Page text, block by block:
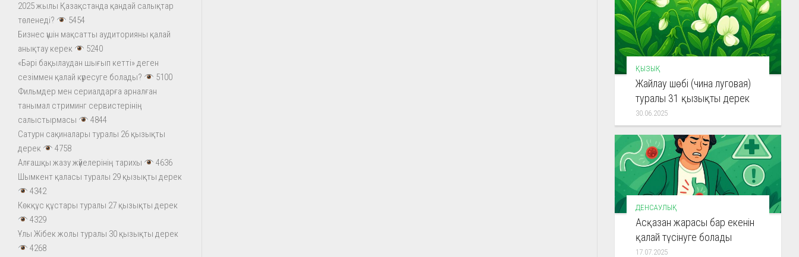
2025 жылы Қазақстанда қандай салықтар
төленеді?
5454
Бизнес үшін мақсатты аудиторияны қалай
анықтау керек
5240
«Бәрі бақылаудан шығып кетті» деген
сезіммен қалай күресуге болады?
5100
Фильмдер мен сериалдарға арналған
танымал стриминг сервистерінің
салыстырмасы
4844
Сатурн сақиналары туралы 26 қызықты
дерек
4758
Алғашқы жазу жүйелерінің тарихы
4636
Шымкент қаласы туралы 29 қызықты дерек
4342
Көкқұс құстары туралы 27 қызықты дерек
4329
Ұлы Жібек жолы туралы 30 қызықты дерек
4268
ҚЫЗЫҚ
Жайлау шөбі (чина луговая)
туралы 31 қызықты дерек
30.06.2025
ДЕНСАУЛЫҚ
Асқазан жарасы бар екенін
қалай түсінуге болады
17.07.2025